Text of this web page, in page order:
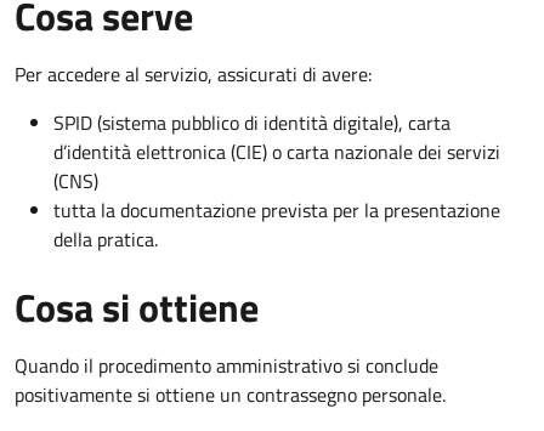
Cosa serve
Per accedere al servizio, assicurati di avere:
SPID (sistema pubblico di identità digitale), carta
d’identità elettronica (CIE) o carta nazionale dei servizi
(CNS)
tutta la documentazione prevista per la presentazione
della pratica.
Cosa si ottiene
Quando il procedimento amministrativo si conclude
positivamente si ottiene un contrassegno personale.